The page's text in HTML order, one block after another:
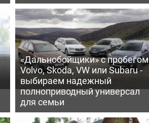
«Дальнобойщики» с
Volvo, Skoda, VW или Subaru -
выбираем надежный
полноприводный универсал
для семьи